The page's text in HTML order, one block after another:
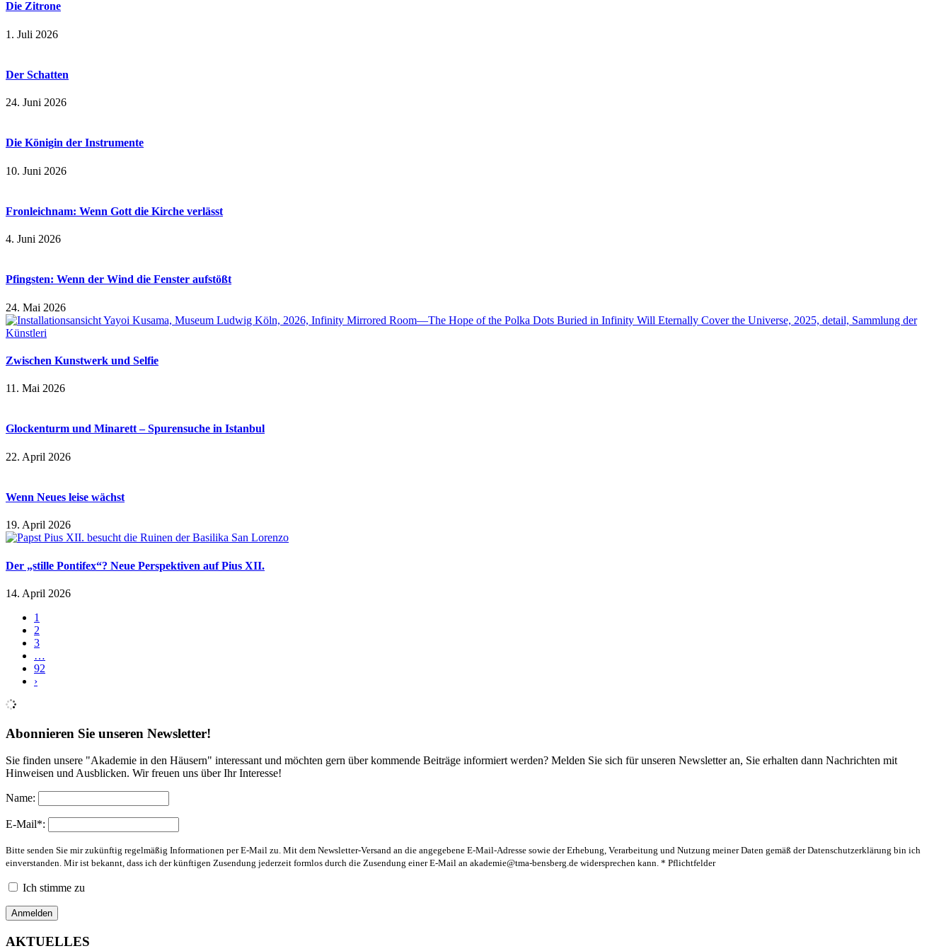
Die Zitrone
1. Juli 2026
Der Schatten
24. Juni 2026
Die Königin der Instrumente
10. Juni 2026
Fronleichnam: Wenn Gott die Kirche verlässt
4. Juni 2026
Pfingsten: Wenn der Wind die Fenster aufstößt
24. Mai 2026
Zwischen Kunstwerk und Selfie
11. Mai 2026
Glockenturm und Minarett – Spurensuche in Istanbul
22. April 2026
Wenn Neues leise wächst
19. April 2026
Der „stille Pontifex“? Neue Perspektiven auf Pius XII.
14. April 2026
1
2
3
…
92
›
Abonnieren Sie unseren Newsletter!
Sie finden unsere "Akademie in den Häusern" interessant und möchten gern über kommende Beiträge informiert werden? Melden Sie sich für unseren Newsletter an, Sie erhalten dann Nachrichten mit
Hinweisen und Ausblicken. Wir freuen uns über Ihr Interesse!
Name:
E-Mail*:
Bitte senden Sie mir zukünftig regelmäßig Informationen per E-Mail zu. Mit dem Newsletter-Versand an die angegebene E-Mail-Adresse sowie der Erhebung, Verarbeitung und Nutzung meiner Daten gemäß der Datenschutzerklärung bin ich
einverstanden. Mir ist bekannt, dass ich der künftigen Zusendung jederzeit formlos durch die Zusendung einer E-Mail an akademie@tma-bensberg.de widersprechen kann. * Pflichtfelder
Ich stimme zu
AKTUELLES